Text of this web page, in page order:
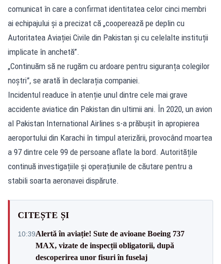
comunicat în care a confirmat identitatea celor cinci membri
ai echipajului și a precizat că „cooperează pe deplin cu
Autoritatea Aviației Civile din Pakistan și cu celelalte instituții
implicate în anchetă”.
„Continuăm să ne rugăm cu ardoare pentru siguranța colegilor
noștri”, se arată în declarația companiei.
Incidentul readuce în atenție unul dintre cele mai grave
accidente aviatice din Pakistan din ultimii ani. În 2020, un avion
al Pakistan International Airlines s-a prăbușit în apropierea
aeroportului din Karachi în timpul aterizării, provocând moartea
a 97 dintre cele 99 de persoane aflate la bord. Autoritățile
continuă investigațiile și operațiunile de căutare pentru a
stabili soarta aeronavei dispărute.
CITEȘTE ȘI
10:39Alertă în aviație! Sute de avioane Boeing 737
MAX, vizate de inspecții obligatorii, după
descoperirea unor fisuri în fuselaj